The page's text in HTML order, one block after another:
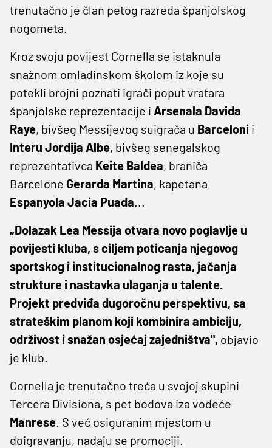
trenutačno je član petog razreda španjolskog
nogometa.
Kroz svoju povijest Cornella se istaknula
snažnom omladinskom školom iz koje su
potekli brojni poznati igrači poput vratara
španjolske reprezentacije i Arsenala Davida
Raye, bivšeg Messijevog suigrača u Barceloni i
Interu Jordija Albe, bivšeg senegalskog
reprezentativca Keite Baldea, braniča
Barcelone Gerarda Martina, kapetana
Espanyola Jacia Puada...
„Dolazak Lea Messija otvara novo poglavlje u
povijesti kluba, s ciljem poticanja njegovog
sportskog i institucionalnog rasta, jačanja
strukture i nastavka ulaganja u talente.
Projekt predviđa dugoročnu perspektivu, sa
strateškim planom koji kombinira ambiciju,
održivost i snažan osjećaj zajedništva", objavio
je klub.
Cornella je trenutačno treća u svojoj skupini
Tercera Divisiona, s pet bodova iza vodeće
Manrese. S već osiguranim mjestom u
doigravanju, nadaju se promociji.